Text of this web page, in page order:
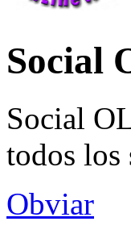
Social
Social
todos los
Obviar